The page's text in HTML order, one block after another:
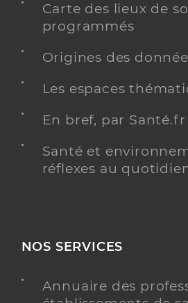
Carte des lieux de
programmés
Origines des
Les espaces
En bref, par Santé.fr
Santé et
réflexes au
NOS SERVICES
Annuaire des